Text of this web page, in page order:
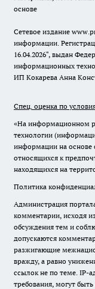
основе
Сетевое издание
информации.
16.04.2026", выдан
информационных
ИП Кокарева Анна
Спец. оценка по
«На информационном
технологии
информации на основе
относящихся к
находящихся на
Политика
Администрация
комментарии, исходя
обсуждения тем и
допускаются
разжигающие
вражду, а равно
ссылок не по теме. IP-
требования, могут